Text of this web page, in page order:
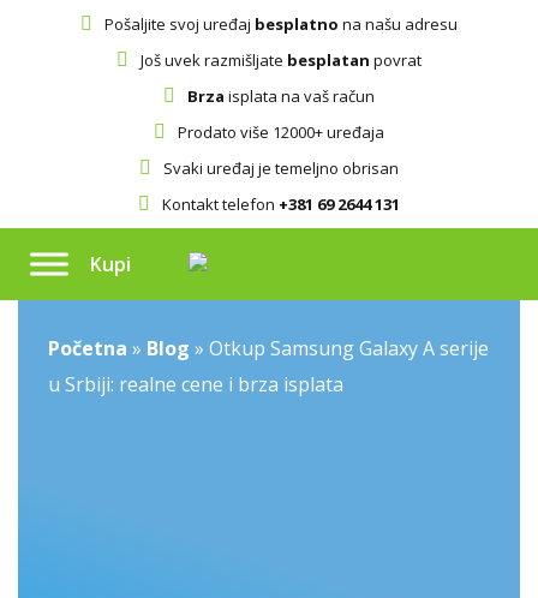
Pošaljite svoj uređaj besplatno na našu adresu
Još uvek razmišljate besplatan povrat
Brza isplata na vaš račun
Prodato više 12000+ uređaja
Svaki uređaj je temeljno obrisan
Kontakt telefon +381 69 2644 131
Kupi
Početna » Blog » Otkup Samsung Galaxy A serije
u Srbiji: realne cene i brza isplata